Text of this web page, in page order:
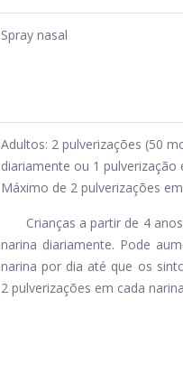
Spray nasal
Adultos: 2 pulverizações (50
diariamente ou 1 pulverização
Máximo de 2 pulverizações
Crianças a partir de 4
narina diariamente. Pode
narina por dia até que os
2 pulverizações em cada